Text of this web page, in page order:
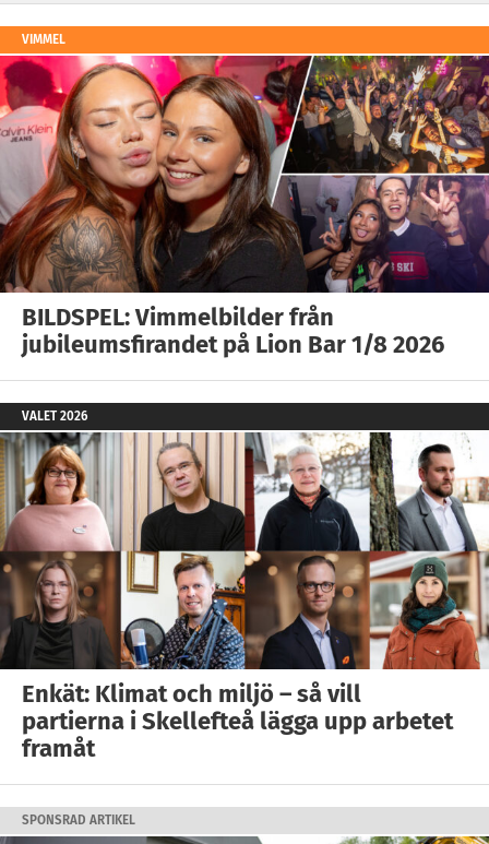
VIMMEL
BILDSPEL: Vimmelbilder från
jubileumsfirandet på Lion Bar 1/8 2026
VALET 2026
Enkät: Klimat och miljö – så vill
partierna i Skellefteå lägga upp arbetet
framåt
SPONSRAD ARTIKEL